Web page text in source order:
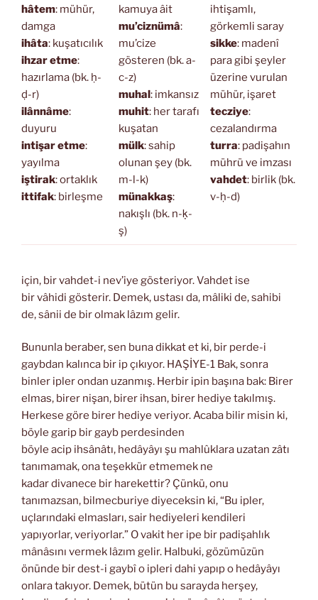
hâtem: mühür,
damga
ihâta: kuşatıcılık
ihzar etme:
hazırlama (bk. ḥ-
ḍ-r)
ilânnâme:
duyuru
intişar etme:
yayılma
iştirak: ortaklık
ittifak: birleşme
kamuya âit
mu’ciznümâ:
mu’cize
gösteren (bk. a-
c-z)
muhal : imkansız
muhit: her tarafı
kuşatan
mülk: sahip
olunan şey (bk.
m-l-k)
münakkaş:
nakışlı (bk. n-ḳ-
ş)
ihtişamlı,
görkemli saray
sikke: madenî
para gibi şeyler
üzerine vurulan
mühür, işaret
tecziye:
cezalandırma
turra: padişahın
mührü ve imzası
vahdet: birlik (bk.
v-ḥ-d)
için, bir vahdet-i nev’iye gösteriyor. Vahdet ise
bir vâhidi gösterir. Demek, ustası da, mâliki de, sahibi
de, sânii de bir olmak lâzım gelir.
Bununla beraber, sen buna dikkat et ki, bir perde-i
gaybdan kalınca bir ip çıkıyor. HAŞİYE-1 Bak, sonra
binler ipler ondan uzanmış. Herbir ipin başına bak: Birer
elmas, birer nişan, birer ihsan, birer hediye takılmış.
Herkese göre birer hediye veriyor. Acaba bilir misin ki,
böyle garip bir gayb perdesinden
böyle acip ihsânâtı, hedâyâyı şu mahlûklara uzatan zâtı
tanımamak, ona teşekkür etmemek ne
kadar divanece bir harekettir? Çünkü, onu
tanımazsan, bilmecburiye diyeceksin ki, “Bu ipler,
uçlarındaki elmasları, sair hediyeleri kendileri
yapıyorlar, veriyorlar.” O vakit her ipe bir padişahlık
mânâsını vermek lâzım gelir. Halbuki, gözümüzün
önünde bir dest-i gaybî o ipleri dahi yapıp o hedâyâyı
onlara takıyor. Demek, bütün bu sarayda herşey,